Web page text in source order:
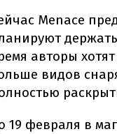
Menace
авторы
видов
19 февраля в